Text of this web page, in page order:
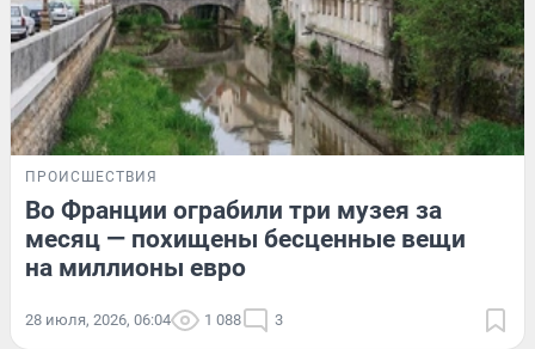
ПРОИСШЕСТВИЯ
Во Франции ограбили три музея за
месяц — похищены бесценные вещи
на миллионы евро
28 июля, 2026, 06:04 1 088 3